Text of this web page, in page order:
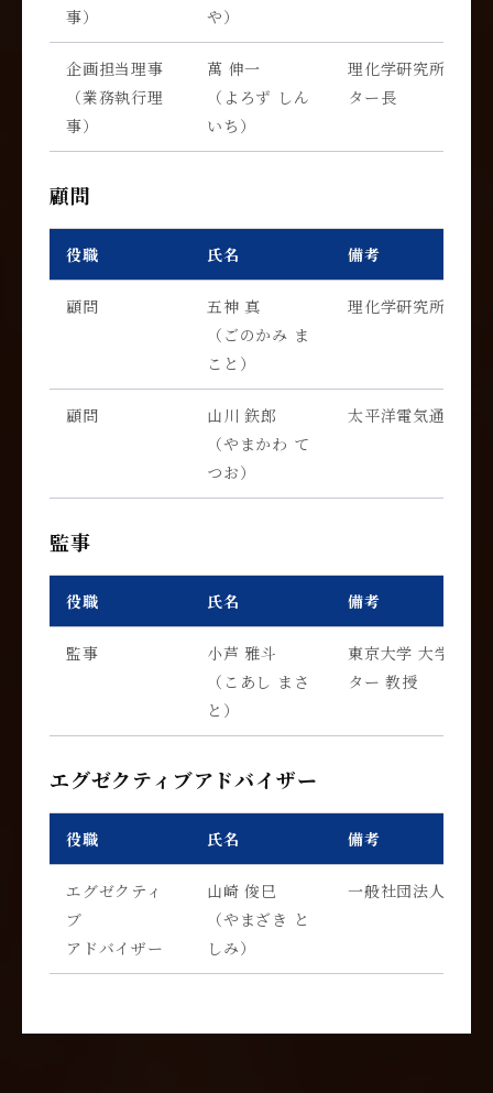
事）
や）
企画担当理事
（業務執行理
事）
萬 伸一
（よろず しん
いち）
理化学研究所 量子
ター長
顧問
役職 氏名 備考
顧問
五神 真
（ごのかみ ま
こと）
理化学研究所 理事
顧問
山川 鉃郎
（やまかわ て
つお）
太平洋電気通信協
監事
役職 氏名 備考
監事
小芦 雅斗
（こあし まさ
と）
東京大学 大学院工
ター 教授
エグゼクティブアドバイザー
役職 氏名 備考
エグゼクティ
ブ
アドバイザー
山崎 俊巳
（やまざき と
しみ）
一般社団法人エコ